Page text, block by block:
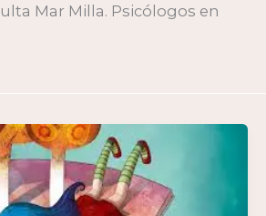
Mar Milla. Psicólogos en